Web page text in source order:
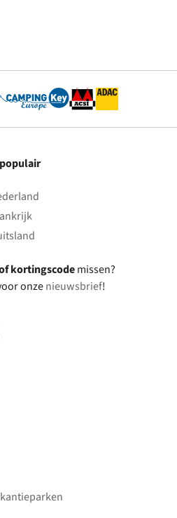
kortingscodemissen?
onzenieuwsbrief!